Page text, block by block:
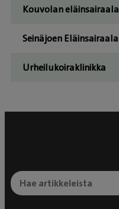
Kouvolan eläinsairaala
Seinäjoen Eläinsairaala
Urheilukoiraklinikka